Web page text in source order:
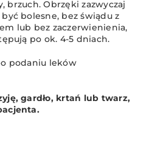
brzuch. Obrzęki zazwyczaj
bolesne, bez świądu z
lub bez zaczerwienienia,
po ok. 4-5 dniach.
podaniu leków
gardło, krtań lub twarz,